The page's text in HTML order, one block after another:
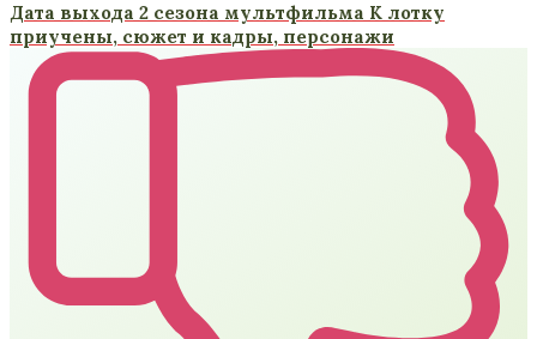
Дата выхода 2 сезона мультфильма К лотку
приучены, сюжет и кадры, персонажи